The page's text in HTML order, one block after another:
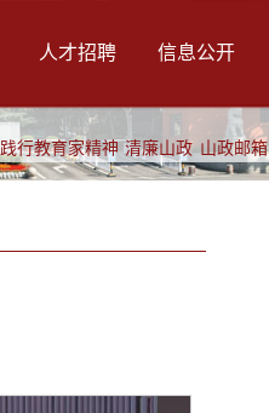
人才招聘 信息公开
践行教育家精神 清廉山政 山政邮箱